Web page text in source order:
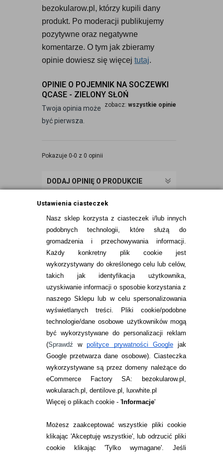
Ustawienia ciasteczek
Nasz sklep korzysta z ciasteczek i/lub innych
podobnych technologii, które służą do
gromadzenia i przechowywania informacji.
Każdy konkretny plik cookie jest
wykorzystywany do określonego celu lub celów,
takich jak identyfikacja użytkownika,
uzyskiwanie informacji o sposobie korzystania z
naszego Sklepu lub w celu spersonalizowania
wyświetlanych treści.
Pliki cookie/podobne
technologie/dane osobowe użytkowników mogą
być wykorzystywane do personalizacji reklam
(Sprawdźwpolityce prywatności Googlejak
Google przetwarza dane osobowe). Ciasteczka
wykorzystywane są przez domeny należące do
eCommerce Factory SA: bezokularow.pl,
wokularach.pl, dentilove.pl, luxwhite.pl
Więcej o plikach cookie - 'Informacje'
Możesz zaakceptować wszystkie pliki cookie
klikając 'Akceptuję wszystkie', lub odrzucić pliki
cookie klikając 'Tylko wymagane'. Jeśli
bezokularow.pl, którzy kupili dany
produkt. Po moderacji publikujemy
pozytywne oraz negatywne
komentarze. O tym jak zbieramy
opinie dowiesz się więcej tutaj.
OPINIE O POJEMNIK NA SOCZEWKI
QCASE - ZIELONY SŁOŃ
zobacz: wszystkie opinie
Twoja opinia może
być pierwsza.
Pokazuje 0-0 z 0 opinii
DODAJ OPINIĘ O PRODUKCIE
INFORMACJE KONTAKTOWE
JAK ZAMAWIAĆ?
ZWROTY I REKLAMACJA
WARUNKI ZAKUPÓW
RANKINGI SOCZEWEK
SOCZEWKI KOLOROWE
Zwrot (odstąpienie od umowy)
ZMIEŃ USTAWIENIA ZGODY NA CIASTECZKA